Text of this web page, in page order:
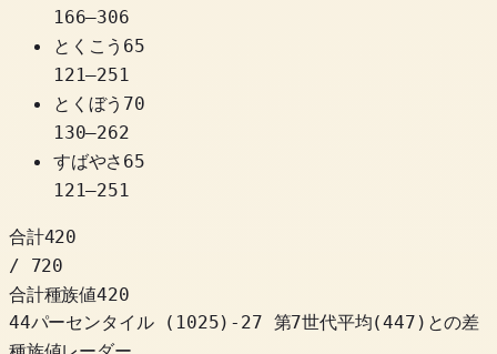
166–306
とくこう 65
121–251
とくぼう 70
130–262
すばやさ 65
121–251
合計420
/ 720
合計種族値420
44パーセンタイル
( 1025) -27 第7世代平均(447)との差